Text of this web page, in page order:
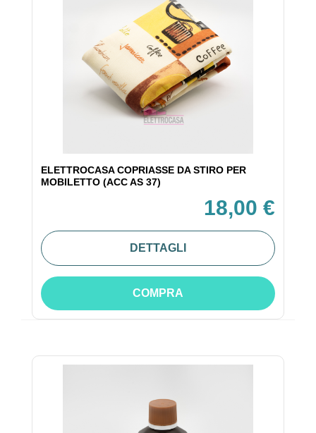
ELETTROCASA COPRIASSE DA STIRO PER
MOBILETTO (ACC AS 37)
18,00 €
DETTAGLI
COMPRA